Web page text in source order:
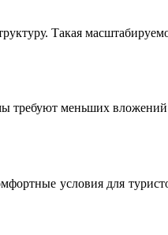
Такая
требуют меньших
условия для